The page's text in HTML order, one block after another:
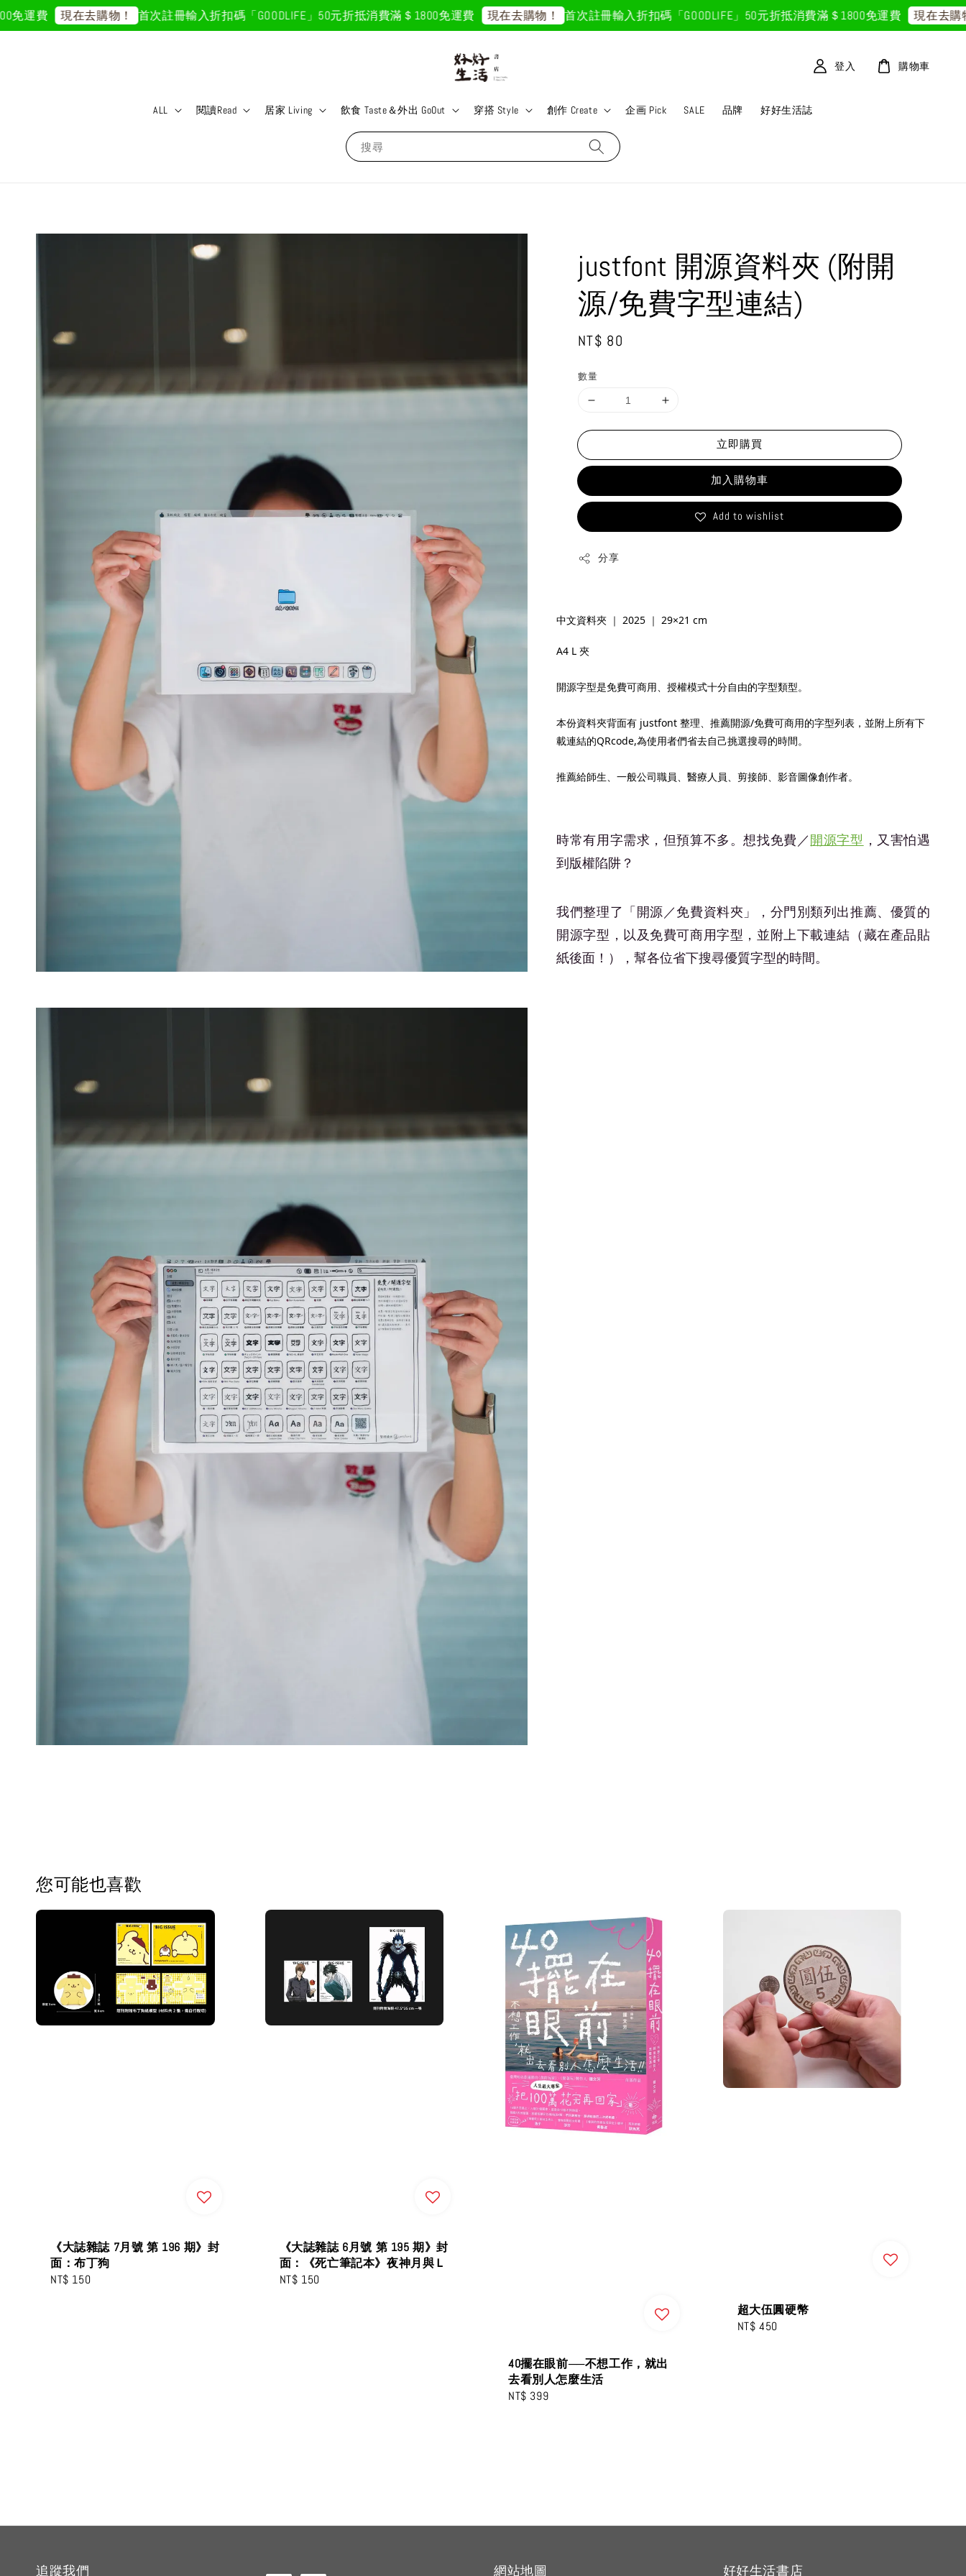
運費 現在去購物！ 首次註冊輸入折扣碼「GOODLIFE」50元折抵消費滿＄1800免運費 現在去購物！ 首次註冊輸入折扣碼「GOODLIFE」50元折抵消費滿＄1800免運費 現在去購物！
搜尋
ALL 閱讀Read 居家 Living 飲食 Taste＆外出 GoOut 穿搭 Style 創作 Create 企画 Pick SALE 品牌 好好生活誌
登入 購物車
justfont 開源資料夾 (附開
源/免費字型連結)
Regular
NT$ 80
數量
立即購買
加入購物車
Add to wishlist
分享
中文資料夾 ｜ 2025 ｜ 29×21 cm
A4 L 夾
開源字型是免費可商用、授權模式十分自由的字型類型。
本份資料夾背面有 justfont 整理、推薦開源/免費可商用的字型列表，並附上所有下
載連結的QRcode,為使用者們省去自己挑選搜尋的時間。
推薦給師生、一般公司職員、醫療人員、剪接師、影音圖像創作者。
時常有用字需求，但預算不多。想找免費／ 開源字型 ，又害怕遇
到版權陷阱？
我們整理了「開源／免費資料夾」，分門別類列出推薦、優質的
開源字型，以及免費可商用字型，並附上下載連結（藏在產品貼
紙後面！），幫各位省下搜尋優質字型的時間。
您可能也喜歡
《大誌雜誌 7月號 第 196 期》封
面：布丁狗
Regular
NT$ 150
《大誌雜誌 6月號 第 195 期》封
面：《死亡筆記本》夜神月與Ｌ
Regular
NT$ 150
40擺在眼前──不想工作，就出
去看別人怎麼生活
Regular
NT$ 399
超大伍圓硬幣
Regular
NT$ 450
追蹤我們 網站地圖 好好生活書店